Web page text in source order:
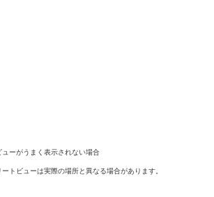
ーがうまく表示されない場合
トビューは実際の場所と異なる場合があります。